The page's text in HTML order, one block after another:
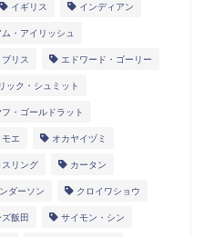
イギリス インディアン
・アイリッシュ
リス エドワード・ゴーリー
ック・シュミット
フ・ゴールドラット
エ オカヤイヅミ
スリング カータン
ダーソン クロイワショウ
飯田 サイモン・シン